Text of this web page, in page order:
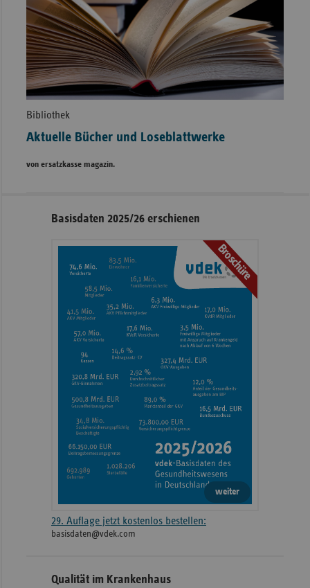
Bibliothek
Aktuelle Bücher und Loseblattwerke
von ersatzkasse magazin.
Seitennavigation
Seitenleiste
Informationen
Basisdaten 2025/26 erschienen
Broschüre
weiter
29. Auflage jetzt kostenlos bestellen:
basisdaten@vdek.com
Qualität im Krankenhaus